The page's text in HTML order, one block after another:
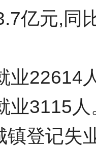
亿元,同
业22614
业3115
镇登记失